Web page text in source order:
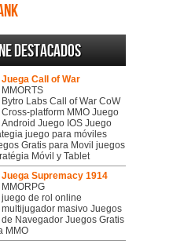
destacados
Juega Call of War
MMORTS
Bytro Labs Call of War CoW
Cross-platform MMO Juego
Android Juego IOS Juego
juego para móviles
Gratis para Movil juegos
Móvil y Tablet
Juega Supremacy 1914
MMORPG
juego de rol online
multijugador masivo Juegos
de Navegador Juegos Gratis
MMO